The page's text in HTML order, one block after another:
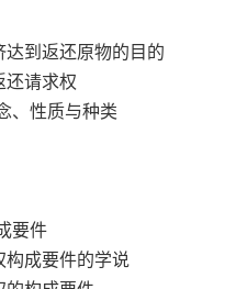
到返还原物的目的
请求权
、性质与种类
要件
成要件的学说